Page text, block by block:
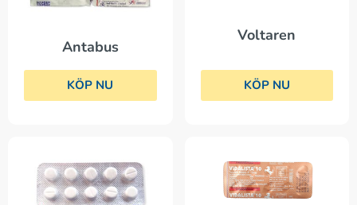
Antabus
KÖP NU
Voltaren
KÖP NU